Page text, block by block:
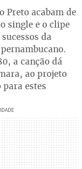
Preto acabam de
single e o clipe
da
a canção dá
ao projeto
estes